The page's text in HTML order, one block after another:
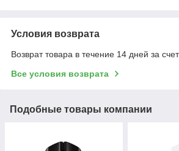
Условия возврата
Возврат товара в течение 14 дней за
Все условия возврата
Подобные товары компании